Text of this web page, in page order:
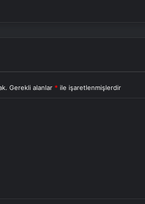
Gerekli alanlar * ile işaretlenmişlerdir